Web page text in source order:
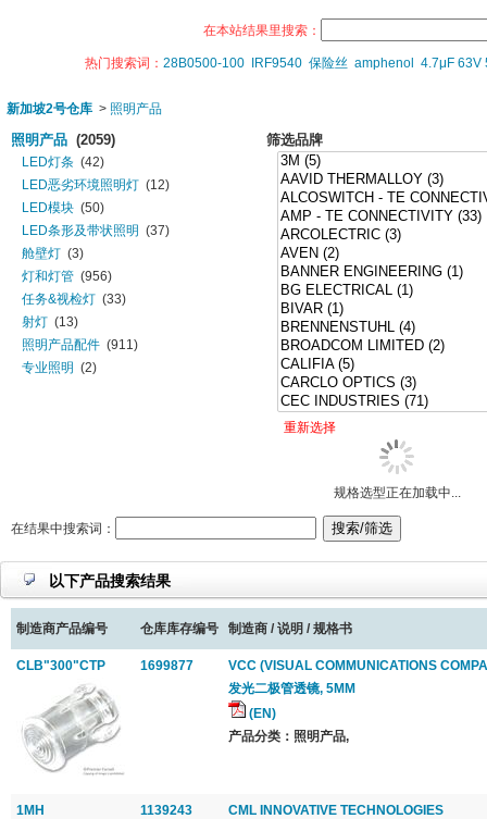
在本站结果里搜索：
热门搜索词： 28B0500-100 IRF9540 保险丝 amphenol 4.7μF 63V
新加坡2号仓库 > 照明产品
照明产品 (2059)
LED灯条 (42)
LED恶劣环境照明灯 (12)
LED模块 (50)
LED条形及带状照明 (37)
舱壁灯 (3)
灯和灯管 (956)
任务&视检灯 (33)
射灯 (13)
照明产品配件 (911)
专业照明 (2)
筛选品牌
重新选择
规格选型正在加载中...
在结果中搜索词：
以下产品搜索结果
制造商产品编号 仓库库存编号 制造商 / 说明 / 规格书
CLB"300"CTP 1699877
VCC (VISUAL COMMUNICATIONS
发光二极管透镜, 5MM
(EN)
产品分类：照明产品,
1MH 1139243
CML INNOVATIVE TECHNOLOGIES